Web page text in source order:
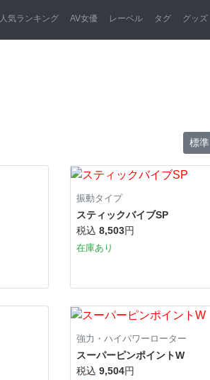
人気ランキング AV女優 レーベル タグ グッズ
標準
振動タイプ
スティックバイブSP
税込 8,503円
在庫あり
強力・ハイパワーローター
スーパーピンポイントW
税込 9,504円